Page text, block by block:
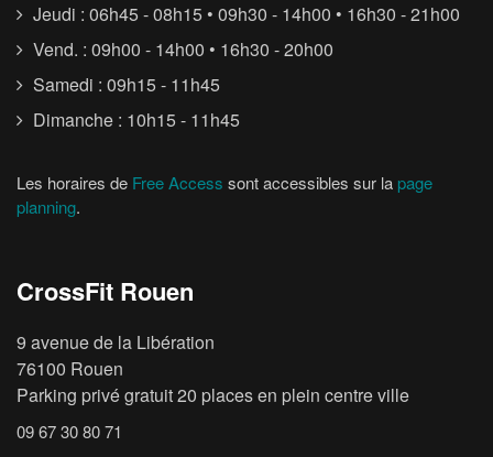
Jeudi : 06h45 - 08h15 • 09h30 - 14h00 • 16h30 - 21h00
Vend. : 09h00 - 14h00 • 16h30 - 20h00
Samedi : 09h15 - 11h45
Dimanche : 10h15 - 11h45
Les horaires de Free Access sont accessibles sur la page
planning.
CrossFit Rouen
9 avenue de la Libération
76100 Rouen
Parking privé gratuit 20 places en plein centre ville
09 67 30 80 71